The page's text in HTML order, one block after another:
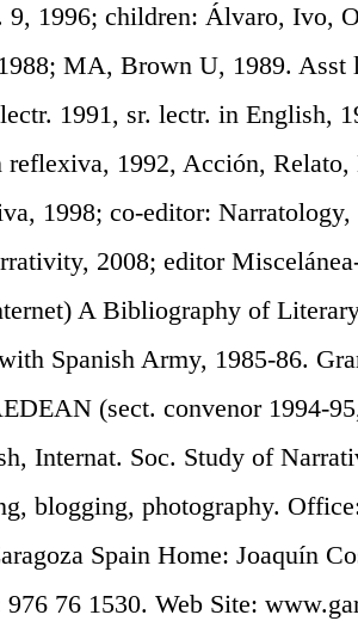
9, 1996; children: Álvaro, Ivo,
MA, Brown U, 1989. Asst
1991, sr. lectr. in English,
reflexiva, 1992, Acción, Relato,
1998; co-editor:
2008; editor
A Bibliography of
Spanish Army, 1985-86.
(sect. convenor 1994-
Internat. Soc. Study of
blogging, photography.
Spain Home: Joaquín
76 1530. Web Site: